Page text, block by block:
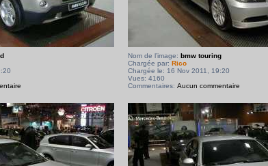
Nom de l’image: bmw touring
Chargée par: Rico
Chargée le: 16 Nov 2011, 19:20
Vues: 4160
Commentaires: Aucun commentaire